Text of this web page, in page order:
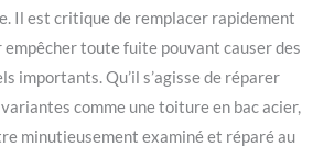
Il est critique de remplacer rapidement
toute fuite pouvant causer des
importants. Qu’il s’agisse de réparer
comme une toiture en bac acier,
minutieusement examiné et réparé au